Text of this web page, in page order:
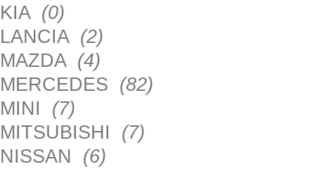
KIA (0)
LANCIA (2)
MAZDA (4)
MERCEDES (82)
MINI (7)
MITSUBISHI (7)
NISSAN (6)